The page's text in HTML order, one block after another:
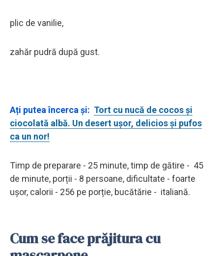
plic de vanilie,
zahăr pudră după gust.
Ați putea încerca și: Tort cu nucă de cocos și
ciocolată albă. Un desert ușor, delicios și pufos
ca un nor!
Timp de preparare - 25 minute, timp de gătire - 45
de minute, porții - 8 persoane, dificultate - foarte
ușor, calorii - 256 pe porție, bucătărie - italiană.
Cum se face prăjitura cu